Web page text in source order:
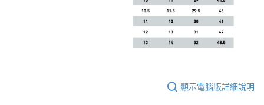
顯示電腦版詳細說明